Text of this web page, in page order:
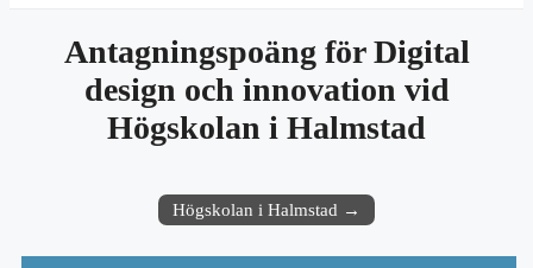
Antagningspoäng för Digital
design och innovation vid
Högskolan i Halmstad
Högskolan i Halmstad →